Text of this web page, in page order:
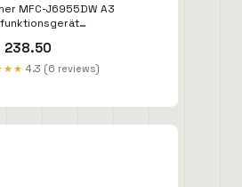
MFC-J6955DW A3
238.50
4.3 (6 reviews)